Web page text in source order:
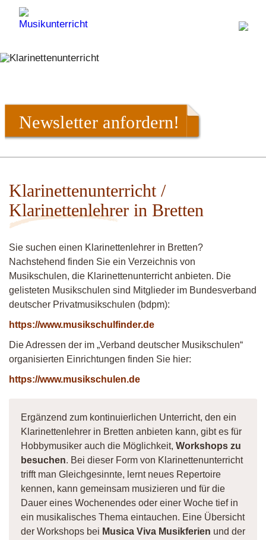
Newsletter anfordern!
Klarinettenunterricht /
Klarinettenlehrer in Bretten
Sie suchen einen Klarinettenlehrer in Bretten?
Nachstehend finden Sie ein Verzeichnis von
Musikschulen, die Klarinettenunterricht anbieten. Die
gelisteten Musikschulen sind Mitglieder im Bundesverband
deutscher Privatmusikschulen (bdpm):
https://www.musikschulfinder.de
Die Adressen der im „Verband deutscher Musikschulen“
organisierten Einrichtungen finden Sie hier:
https://www.musikschulen.de
Ergänzend zum kontinuierlichen Unterricht, den ein
Klarinettenlehrer in Bretten anbieten kann, gibt es für
Hobbymusiker auch die Möglichkeit, Workshops zu
besuchen. Bei dieser Form von Klarinettenunterricht
trifft man Gleichgesinnte, lernt neues Repertoire
kennen, kann gemeinsam musizieren und für die
Dauer eines Wochenendes oder einer Woche tief in
ein musikalisches Thema eintauchen. Eine Übersicht
der Workshops bei Musica Viva Musikferien und der